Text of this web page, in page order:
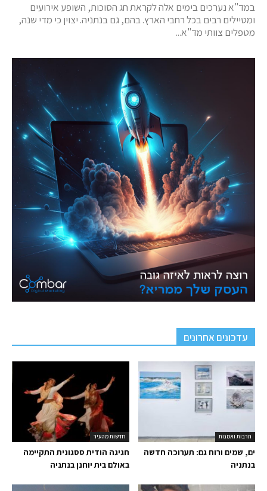
במד"א נערכים בימים אלה לקראת חג הסוכות, השופע אירועים
ומטיילים רבים בכל רחבי הארץ. בהם, גם בנתניה. יצוין כי מדי שנה,
מטפלים צוותי מד"א...
עדכונים אחרונים
חדשות מהעיר
חגיגה הודית ססגונית התקיימה
באולם בית יוחנן בנתניה
תרבות ואמנות
ים, שמים ורוח גם: תערוכה חדשה
בנתניה